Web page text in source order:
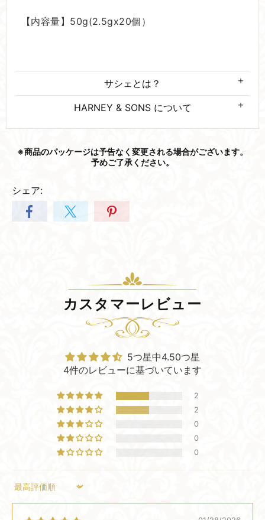
【内容量】50g(2.5gx20個）
サシェとは？
HARNEY & SONS について
※商品の​パッケージは​予告なく​変更される​場合が​ございます。​
予めご了承ください。
シェア:
カスタマーレビュー
5つ星中4.50つ星
4件のレビューに基づいています
2
2
0
0
0
Sort by